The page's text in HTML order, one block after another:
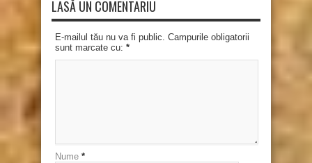
LASĂ UN COMENTARIU
E-mailul tău nu va fi public. Campurile obligatorii
sunt marcate cu: *
Nume *